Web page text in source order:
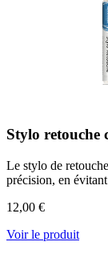
Stylo retouche
Le stylo de
précision, en
12,00 €
Voir le produit